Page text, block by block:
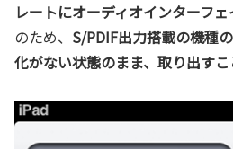
レートにオーディオインターフ
のため、 S/PDIF出力搭載の機種
化がない状態のまま、取り出す